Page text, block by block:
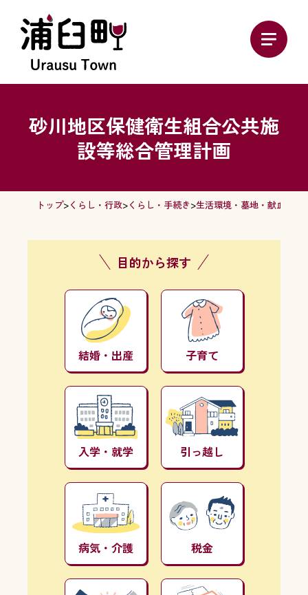
砂川地区保健衛生組合公共施
設等総合管理計画
トップ>くらし・行政>くらし・手続き>生活環境・墓地・献血
目的から探す
結婚・出産 子育て
入学・就学 引っ越し
病気・介護 税金